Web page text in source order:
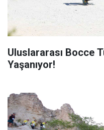
Uluslararası Bocce
Yaşanıyor!